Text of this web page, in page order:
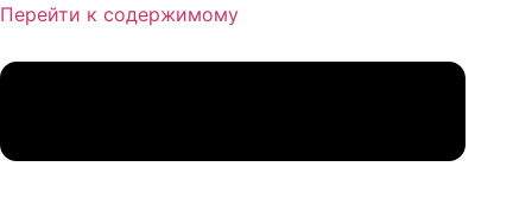
Перейти к содержимому